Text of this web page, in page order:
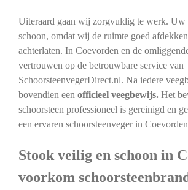
Uiteraard gaan wij zorgvuldig te werk.
schoon, omdat wij de ruimte goed
achterlaten. In Coevorden en de
vertrouwen op de betrouwbare service van
SchoorsteenvegerDirect.nl. Na iedere
bovendien een officieel veegbewijs. Het
schoorsteen professioneel is gereinigd en
een ervaren schoorsteenveger in
Stook veilig en schoon in
voorkom